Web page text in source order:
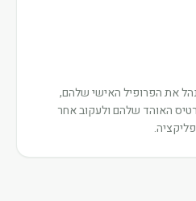
את הפרופיל האישי שלהם,
האוהד שלהם ולעקוב אחר